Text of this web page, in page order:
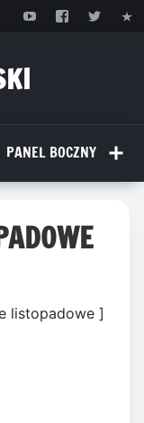
PANEL BOCZNY
listopadowe ]